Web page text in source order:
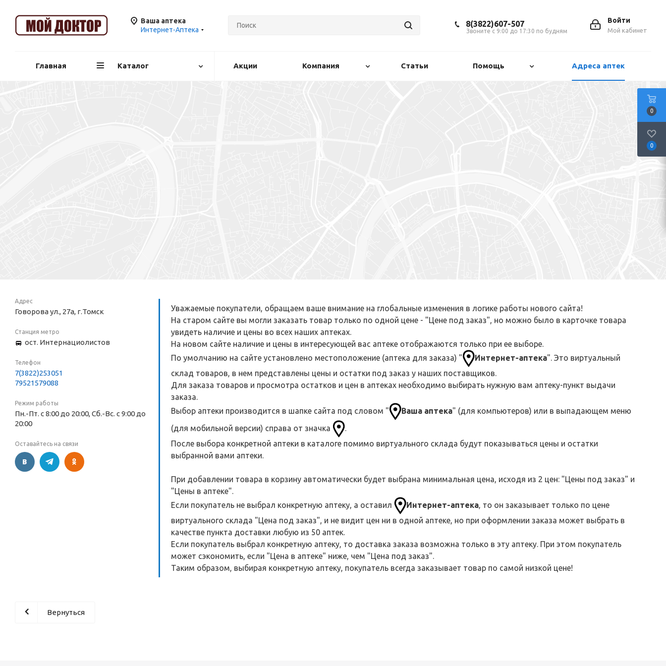
Ваша аптека
Интернет-Аптека
Войти
Мой кабинет
8(3822)607-507
Звоните с 9:00 до 17:30 по будням
Главная Каталог Акции Компания Статьи Помощь Адреса аптек
Адрес
Говорова ул., 27а, г.Томск
Станция метро
ост. Интернациолистов
Телефон
7(3822)253051
79521579088
Режим работы
Пн.-Пт. с 8:00 до 20:00, Сб.-Вс. с 9:00 до
20:00
Оставайтесь на связи
Уважаемые покупатели, обращаем ваше внимание на глобальные изменения в логике работы нового сайта!
На старом сайте вы могли заказать товар только по одной цене - "Цене под заказ", но можно было в карточке товара
увидеть наличие и цены во всех наших аптеках.
На новом сайте наличие и цены в интересующей вас аптеке отображаются только при ее выборе.
По умолчанию на сайте установлено местоположение (аптека для заказа) "
Интернет-аптека". Это виртуальный
склад товаров, в нем представлены цены и остатки под заказ у наших поставщиков.
Для заказа товаров и просмотра остатков и цен в аптеках необходимо выбирать нужную вам аптеку-пункт выдачи
заказа.
Выбор аптеки производится в шапке сайта под словом "
Ваша аптека" (для компьютеров) или в выпадающем меню
(для мобильной версии) справа от значка
.
После выбора конкретной аптеки в каталоге помимо виртуального склада будут показываться цены и остатки
выбранной вами аптеки.
При добавлении товара в корзину автоматически будет выбрана минимальная цена, исходя из 2 цен: "Цены под заказ" и
"Цены в аптеке".
Если покупатель не выбрал конкретную аптеку, а оставил
Интернет-аптека, то он заказывает только по цене
виртуального склада "Цена под заказ", и не видит цен ни в одной аптеке, но при оформлении заказа может выбрать в
качестве пункта доставки любую из 50 аптек.
Если покупатель выбрал конкретную аптеку, то доставка заказа возможна только в эту аптеку. При этом покупатель
может сэкономить, если "Цена в аптеке" ниже, чем "Цена под заказ".
Таким образом, выбирая конкретную аптеку, покупатель всегда заказывает товар по самой низкой цене!
Вернуться
0
0